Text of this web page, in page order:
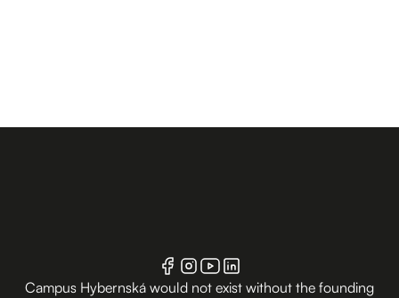
Campus Hybernská would not exist without the founding